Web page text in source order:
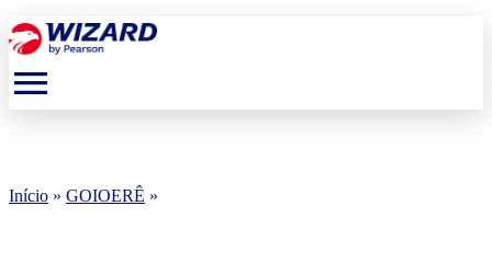
menu
Início » GOIOERÊ »